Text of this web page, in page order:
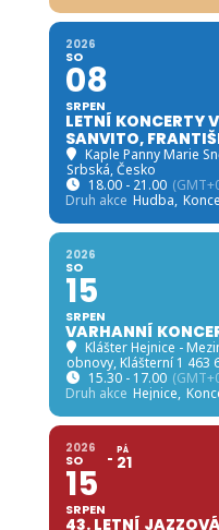
2026
SO
08
SRPEN
LETNÍ KONCERTY
SANVITO,
Kaple Panny Marie
Srbská, Česko
18.00 - 21.00
Druh akce Hudba,
2026
SO
15
SRPEN
VARHANNÍ
Klášter Hejnice -
obnovy, Klášterní 1 463
15.30 - 17.00
Druh akce Hejnice,
2026
SO
15
SRPEN
PÁ
21
43. LETNÍ